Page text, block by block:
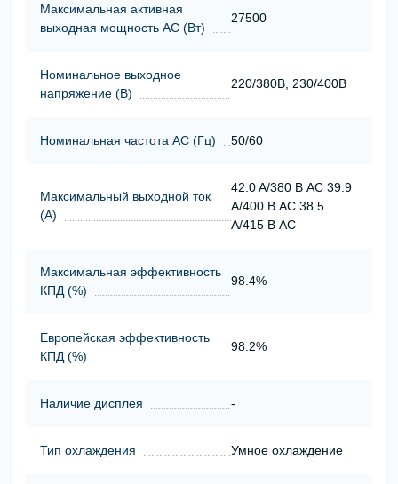
Максимальная активная
выходная мощность АС (Вт)
27500
Номинальное выходное
напряжение (В)
220/380В, 230/400В
Номинальная частота АС (Гц) 50/60
Максимальный выходной ток
(А)
42.0 A/380 В AC 39.9
A/400 В AC 38.5
A/415 В AC
Максимальная эффективность
КПД (%)
98.4%
Европейская эффективность
КПД (%)
98.2%
Наличие дисплея -
Тип охлаждения Умное охлаждение